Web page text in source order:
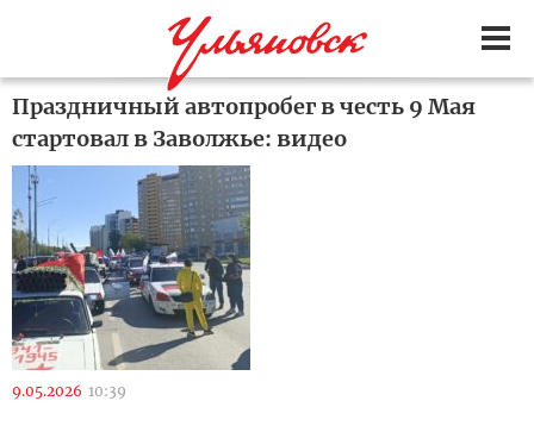
Праздничный автопробег в честь 9 Мая
стартовал в Заволжье: видео
9.05.2026 10:39